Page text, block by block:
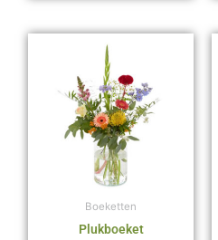
Boeketten
Plukboeket